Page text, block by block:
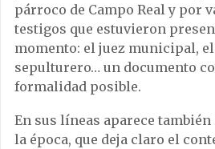
párroco de Campo Real y por
testigos que estuvieron
momento: el juez municipal,
sepulturero… un documento
formalidad posible.
En sus líneas aparece
la época, que deja claro el